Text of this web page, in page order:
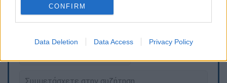
CONFIRM
Data Deletion Data Access Privacy Policy